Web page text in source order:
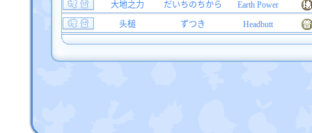
大地之力
だいちのちから
Earth Power
头槌
ずつき Headbutt